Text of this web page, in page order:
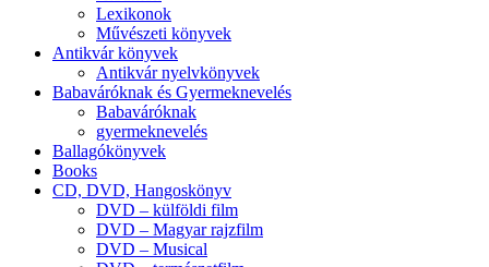
Lexikonok
Művészeti könyvek
Antikvár könyvek
Antikvár nyelvkönyvek
Babaváróknak és Gyermeknevelés
Babaváróknak
gyermeknevelés
Ballagókönyvek
Books
CD, DVD, Hangoskönyv
DVD – külföldi film
DVD – Magyar rajzfilm
DVD – Musical